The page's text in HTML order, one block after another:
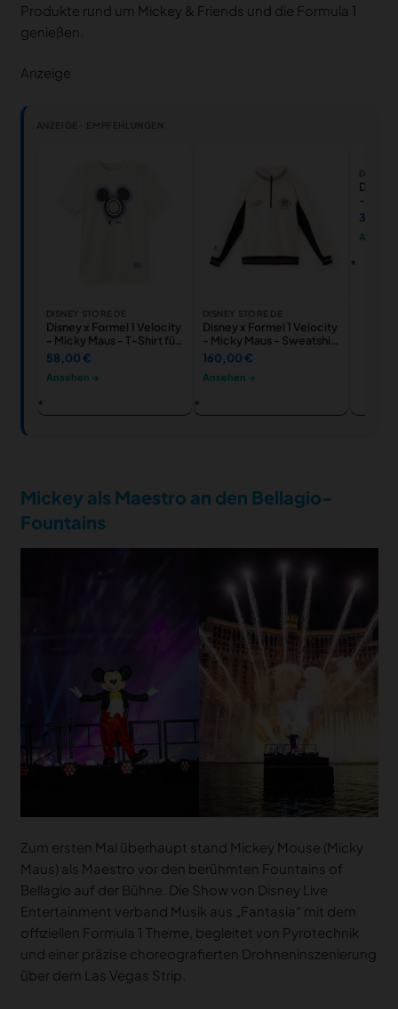
Produkte rund um Mickey & Friends und die Formula 1
genießen.
Anzeige
ANZEIGE · EMPFEHLUNGEN
DISNEY STORE DE
Disney x Formel 1 Velocity
- Micky Maus - T-Shirt für
Erwachsene
58,00 €
Ansehen →
DISNEY STORE DE
Disney x Formel 1 Velocity
- Micky Maus - Sweatshirt
mit Reißverschluss
160,00 €
Ansehen →
DISNEY
Disney
-
Fuel
30,00
Mickey als Maestro an den Bellagio-
Fountains
Zum ersten Mal überhaupt stand Mickey Mouse (Micky
Maus) als Maestro vor den berühmten Fountains of
Bellagio auf der Bühne. Die Show von Disney Live
Entertainment verband Musik aus „Fantasia“ mit dem
offiziellen Formula 1 Theme, begleitet von Pyrotechnik
und einer präzise choreografierten Drohneninszenierung
über dem Las Vegas Strip.